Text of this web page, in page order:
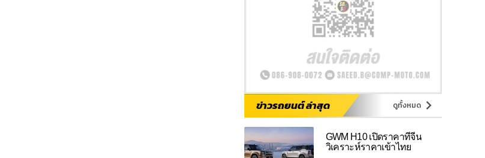
ข่าวรถยนต์ ล่าสุด ดูทั้งหมด
GWM H10 เปิดราคาที่จีน
วิเคราะห์ราคาเข้าไทย